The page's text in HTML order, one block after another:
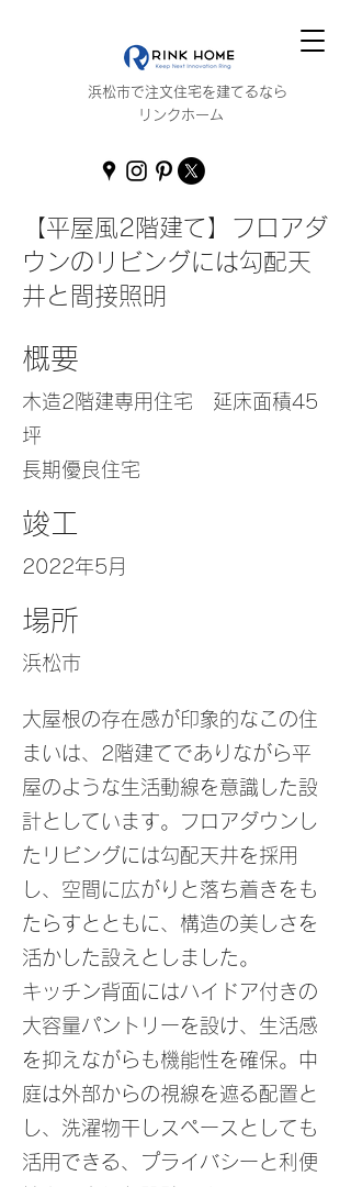
浜松市で注文住宅を建てるなら
リンクホーム
【平屋風2階建て】フロアダ
ウンのリビングには勾配天
井と間接照明
概要
木造2階建専用住宅 延床面積45
坪
長期優良住宅
竣工
2022年5月
場所
浜松市
大屋根の存在感が印象的なこの住
まいは、2階建てでありながら平
屋のような生活動線を意識した設
計としています。フロアダウンし
たリビングには勾配天井を採用
し、空間に広がりと落ち着きをも
たらすとともに、構造の美しさを
活かした設えとしました。
キッチン背面にはハイドア付きの
大容量パントリーを設け、生活感
を抑えながらも機能性を確保。中
庭は外部からの視線を遮る配置と
し、洗濯物干しスペースとしても
活用できる、プライバシーと利便